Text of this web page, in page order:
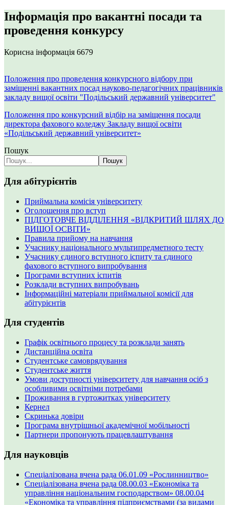
Інформація про вакантні посади та
проведення конкурсу
Корисна інформація 6679
Положення про проведення конкурсного відбору при
заміщенні вакантних посад науково-педагогічних працівників
закладу вищої освіти "Подільський державний університет"
Положення про конкурсний відбір на заміщення посади
директора фахового коледжу Закладу вищої освіти
«Подільський державний університет»
Пошук
Пошук
Для абітурієнтів
Приймальна комісія університету
Оголошення про вступ
ПІДГОТОВЧЕ ВІДДІЛЕННЯ «ВІДКРИТИЙ ШЛЯХ ДО
ВИЩОЇ ОСВІТИ»
Правила прийому на навчання
Учаснику національного мультипредметного тесту
Учаснику єдиного вступного іспиту та єдиного
фахового вступного випробування
Програми вступних іспитів
Розклади вступних випробувань
Інформаційні матеріали приймальної комісії для
абітурієнтів
Для студентів
Графік освітнього процесу та розклади занять
Дистанційна освіта
Студентське самоврядування
Студентське життя
Умови доступності університету для навчання осіб з
особливими освітніми потребами
Проживання в гуртожитках університету
Кернел
Скринька довіри
Програма внутрішньої академічної мобільності
Партнери пропонують працевлаштування
Для науковців
Спеціалізована вчена рада 06.01.09 «Рослинництво»
Спеціалізована вчена рада 08.00.03 «Економіка та
управління національним господарством» 08.00.04
«Економіка та управління підприємствами (за видами